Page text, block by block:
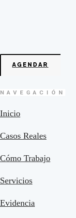
AGENDAR
NAVEGACIÓN
Inicio
Casos Reales
Cómo Trabajo
Servicios
Evidencia